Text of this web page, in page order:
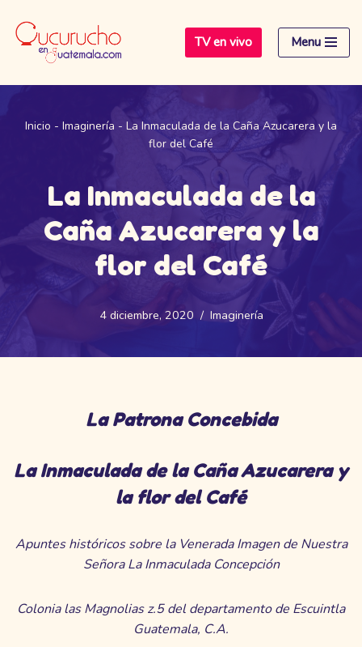
Saltar
contenido
TV en vivo Menu
Inicio - Imaginería - La Inmaculada de la Caña Azucarera y la
flor del Café
La Inmaculada de la
Caña Azucarera y la
flor del Café
4 diciembre, 2020 Imaginería
La Patrona Concebida
La Inmaculada de la Caña Azucarera y
la flor del Café
Apuntes históricos sobre la Venerada Imagen de Nuestra
SeñoraLa Inmaculada Concepción
Colonia las Magnolias z.5 del departamento de Escuintla
Guatemala, C.A.